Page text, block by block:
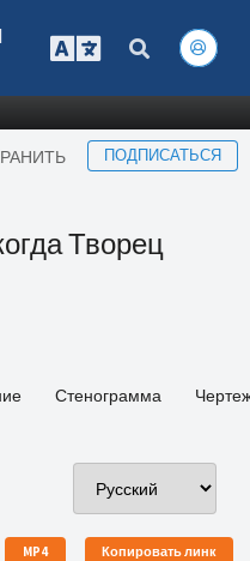
ПОДПИСАТЬСЯ
Творец
Стенограмма
MP4 Копировать линк